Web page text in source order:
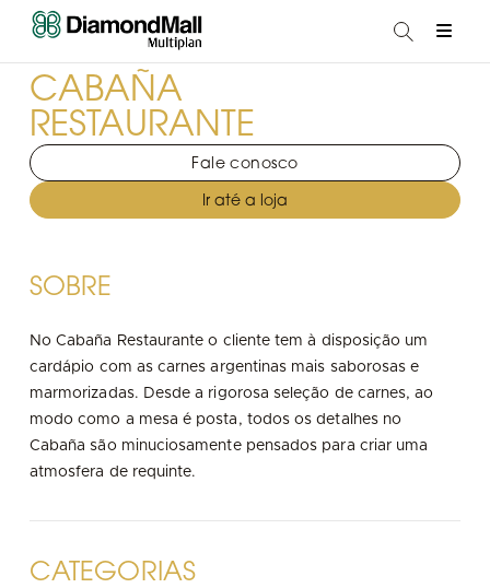
CABAÑA
RESTAURANTE
Fale conosco
Ir até a loja
SOBRE
No Cabaña Restaurante o cliente tem à disposição um
cardápio com as carnes argentinas mais saborosas e
marmorizadas. Desde a rigorosa seleção de carnes, ao
modo como a mesa é posta, todos os detalhes no
Cabaña são minuciosamente pensados para criar uma
atmosfera de requinte.
CATEGORIAS